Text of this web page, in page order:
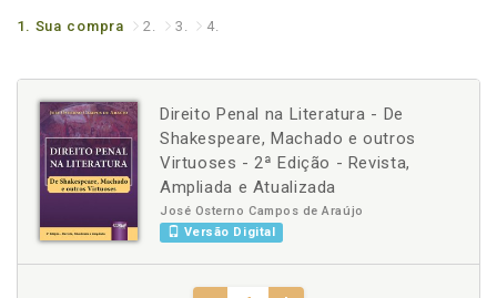
1. Sua compra 2. 3. 4.
Direito Penal na Literatura - De
Shakespeare, Machado e outros
Virtuoses - 2ª Edição - Revista,
Ampliada e Atualizada
José Osterno Campos de Araújo
Versão Digital